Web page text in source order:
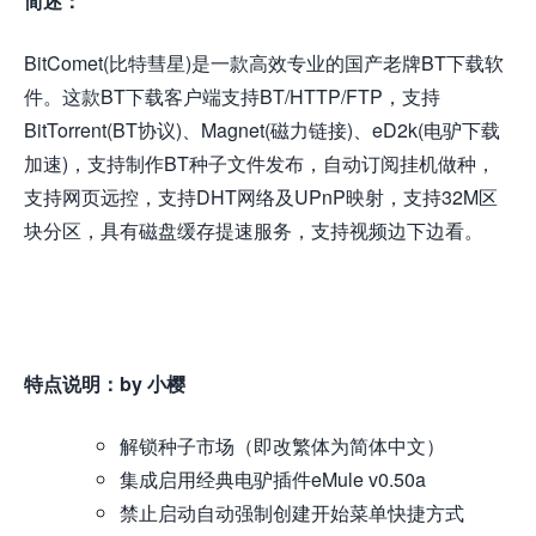
BitComet(比特彗星)是一款高效专业的国产老牌BT下载软
件。这款BT下载客户端支持BT/HTTP/FTP，支持
BitTorrent(BT协议)、Magnet(磁力链接)、eD2k(电驴下载
加速)，支持制作BT种子文件发布，自动订阅挂机做种，
支持网页远控，支持DHT网络及UPnP映射，支持32M区
块分区，具有磁盘缓存提速服务，支持视频边下边看。
特点说明：by 小樱
解锁种子市场（即改繁体为简体中文）
集成启用经典电驴插件eMule v0.50a
禁止启动自动强制创建开始菜单快捷方式